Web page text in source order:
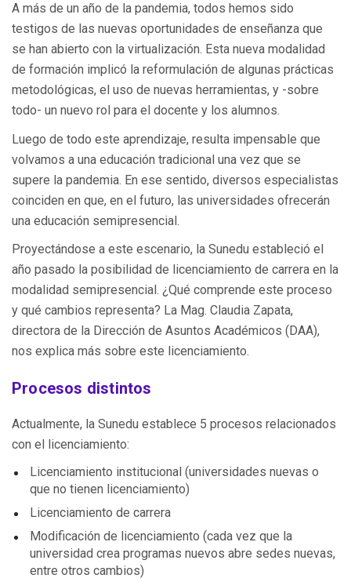
A más de un año de la pandemia, todos hemos sido
testigos de las nuevas oportunidades de enseñanza que
se han abierto con la virtualización. Esta nueva modalidad
de formación implicó la reformulación de algunas prácticas
metodológicas, el uso de nuevas herramientas, y -sobre
todo- un nuevo rol para el docente y los alumnos.
Luego de todo este aprendizaje, resulta impensable que
volvamos a una educación tradicional una vez que se
supere la pandemia. En ese sentido, diversos especialistas
coinciden en que, en el futuro, las universidades ofrecerán
una educación semipresencial.
Proyectándose a este escenario, la Sunedu estableció el
año pasado la posibilidad de licenciamiento de carrera en la
modalidad semipresencial. ¿Qué comprende este proceso
y qué cambios representa? La Mag. Claudia Zapata,
directora de la Dirección de Asuntos Académicos (DAA),
nos explica más sobre este licenciamiento.
Procesos distintos
Actualmente, la Sunedu establece 5 procesos relacionados
con el licenciamiento:
Licenciamiento institucional (universidades nuevas o
que no tienen licenciamiento)
Licenciamiento de carrera
Modificación de licenciamiento (cada vez que la
universidad crea programas nuevos abre sedes nuevas,
entre otros cambios)